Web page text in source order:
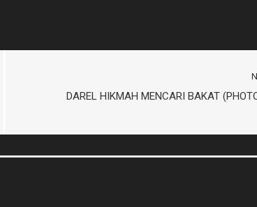
DAREL HIKMAH MENCARI BAKAT